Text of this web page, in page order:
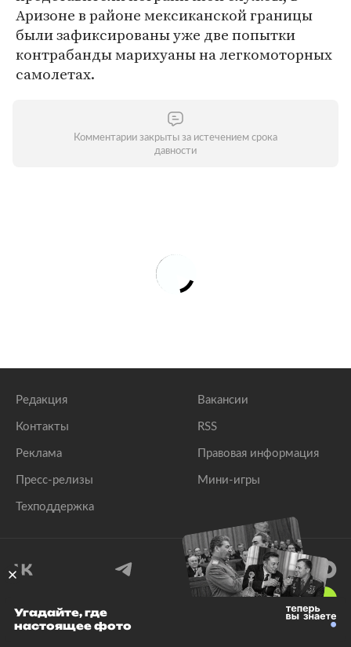
Аризоне в районе мексиканской границы
были зафиксированы уже две попытки
контрабанды марихуаны на легкомоторных
самолетах.
Комментарии закрыты за истечением срока
давности
Редакция
Контакты
Реклама
Пресс-релизы
Техподдержка
Вакансии
RSS
Правовая информация
Мини-игры
© 1999–2026 Все права защищены.
Угадайте, где
настоящее фото